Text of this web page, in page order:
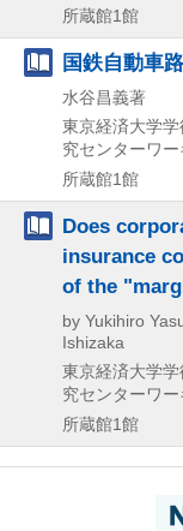
所蔵館1館
国鉄自動車
水谷昌義著
東京経済大学
究センターワ
所蔵館1館
Does
insurance
of the
by Yukihiro
Ishizaka
東京経済大学
究センターワ
所蔵館1館